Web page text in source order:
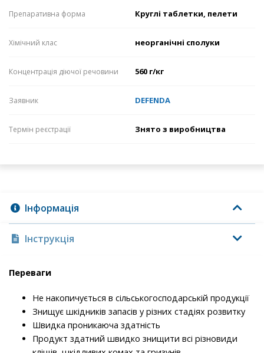
Препаративна форма Круглі таблетки, пелети
Хімічний клас неорганічні сполуки
Концентрація діючої речовини 560 г/кг
Заявник DEFENDA
Термін реєстрації Знято з виробництва
Інформація
Інструкція
Переваги
Не накопичується в сільськогосподарській продукції
Знищує шкідників запасів у різних стадіях розвитку
Швидка проникаюча здатність
Продукт здатний швидко знищити всі різновиди